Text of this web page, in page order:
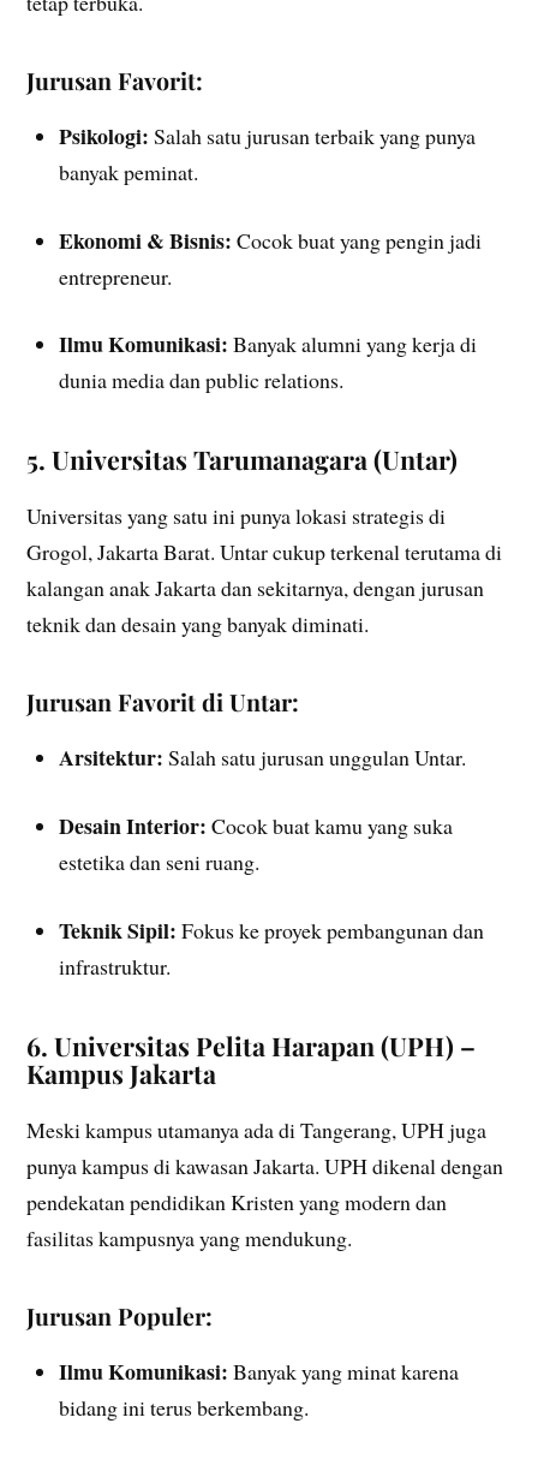
Jurusan Favorit:
Psikologi: Salah satu jurusan terbaik yang punya
banyak peminat.
Ekonomi & Bisnis: Cocok buat yang pengin jadi
entrepreneur.
Ilmu Komunikasi: Banyak alumni yang kerja di
dunia media dan public relations.
5. Universitas Tarumanagara (Untar)
Universitas yang satu ini punya lokasi strategis di
Grogol, Jakarta Barat. Untar cukup terkenal terutama di
kalangan anak Jakarta dan sekitarnya, dengan jurusan
teknik dan desain yang banyak diminati.
Jurusan Favorit di Untar:
Arsitektur: Salah satu jurusan unggulan Untar.
Desain Interior: Cocok buat kamu yang suka
estetika dan seni ruang.
Teknik Sipil: Fokus ke proyek pembangunan dan
infrastruktur.
6. Universitas Pelita Harapan (UPH) –
Kampus Jakarta
Meski kampus utamanya ada di Tangerang, UPH juga
punya kampus di kawasan Jakarta. UPH dikenal dengan
pendekatan pendidikan Kristen yang modern dan
fasilitas kampusnya yang mendukung.
Jurusan Populer:
Ilmu Komunikasi: Banyak yang minat karena
bidang ini terus berkembang.